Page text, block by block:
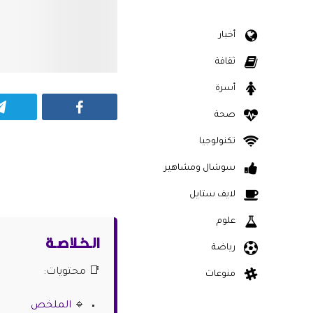
الـخـلاصـة
📑 محتويات:
🔹 الملخص
أخبار
ثقافة
أسرة
صحة
تكنولوجيا
سوشال ومشاهير
لايف ستايل
علوم
رياضة
منوعات